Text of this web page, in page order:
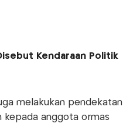
Kendaraan Politik
melakukan pendekatan
anggota ormas